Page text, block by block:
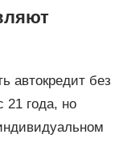
автокредит без
21 года, но